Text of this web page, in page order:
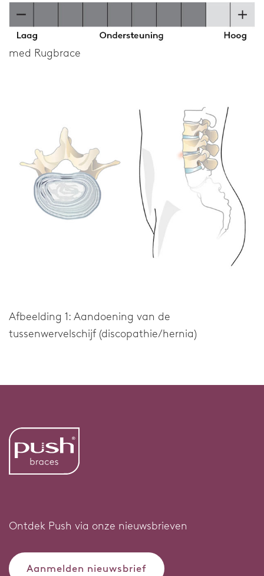
med Rugbrace
Afbeelding 1: Aandoening van de
tussenwervelschijf (discopathie/hernia)
Ontdek Push via onze nieuwsbrieven
Aanmelden nieuwsbrief